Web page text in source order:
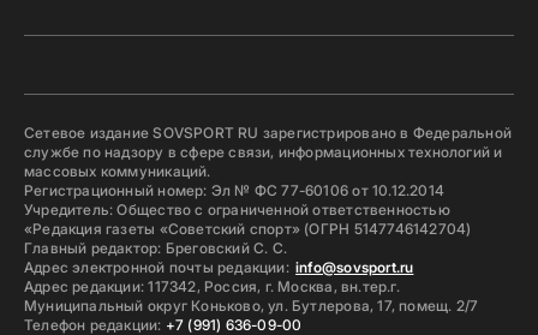
Сетевое издание SOVSPORT RU зарегистрировано в Федеральной
службе по надзору в сфере связи, информационных технологий и
массовых коммуникаций.
Регистрационный номер: Эл № ФС 77-60106 от 10.12.2014
Учредитель: Общество с ограниченной ответственностью
«Редакция газеты «Советский спорт» (ОГРН 5147746142704)
Главный редактор: Бреговский С. С.
Адрес электронной почты редакции: info@sovsport.ru
Адрес редакции: 117342, Россия, г. Москва, вн.тер.г.
Муниципальный округ Коньково, ул. Бутлерова, 17, помещ. 2/7
Телефон редакции: +7 (991) 636-09-00